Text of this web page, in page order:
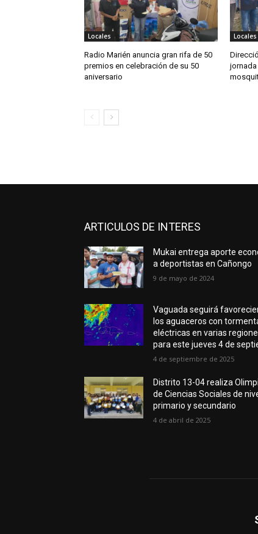
Locales
Radio Marién anuncia gran rifa de 50
premios en celebración de su 50
aniversario
Locales
ARTICULOS DE INTERES
Mukai entrega aporte
a deportistas en Cañongo
9 de mayo de 2024
Vaguada seguirá
los aguaceros con
eléctricas en varias
para este jueves 4 de
4 de septiembre de 2025
Distrito 13-04 realiza
de Ciencias Sociales de
primario y secundario
4 de abril de 2025